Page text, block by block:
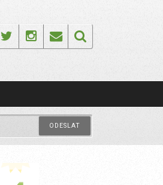
FacebookTwitterInstagram
Email